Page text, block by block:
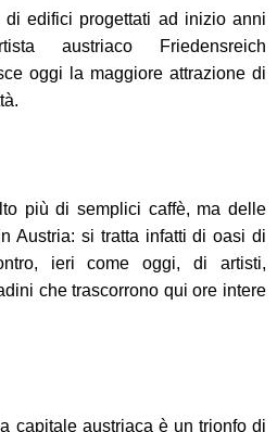
edifici progettati ad inizio anni
austriaco Friedensreich
oggi la maggiore attrazione di
più di semplici caffè, ma delle
Austria: si tratta infatti di oasi di
ieri come oggi, di artisti,
che trascorrono qui ore intere
capitale austriaca è un trionfo di